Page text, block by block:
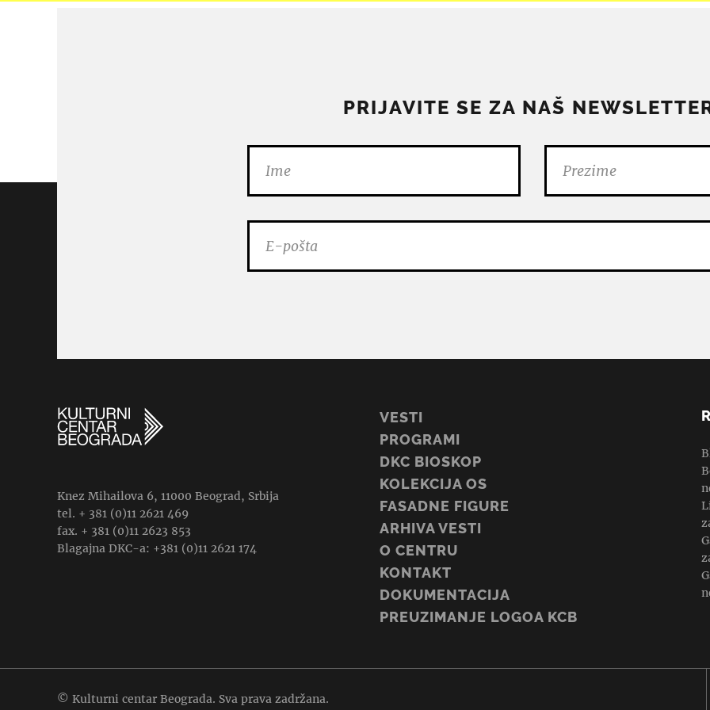
PRIJAVITE SE ZA NAŠ
Knez Mihailova 6, 11000 Beograd, Srbija
tel. + 381 (0)11 2621 469
fax. + 381 (0)11 2623 853
Blagajna DKC-a: +381 (0)11 2621 174
VESTI
PROGRAMI
DKC BIOSKOP
KOLEKCIJA OS
FASADNE FIGURE
ARHIVA VESTI
O CENTRU
KONTAKT
DOKUMENTACIJA
PREUZIMANJE LOGOA KCB
© Kulturni centar Beograda. Sva prava zadržana.